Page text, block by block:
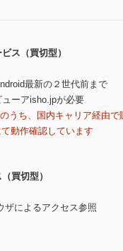
ス（買切型）
最新の２世代前まで
ーアisho.jpが必要
うち、国内キャリア経由で
動作確認しています
買切型）
によるアクセス参照